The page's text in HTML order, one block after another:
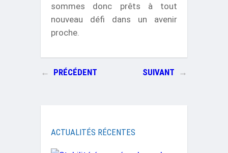
sommes donc prêts à tout
nouveau défi dans un avenir
proche.
← PRÉCÉDENT SUIVANT →
ACTUALITÉS RÉCENTES